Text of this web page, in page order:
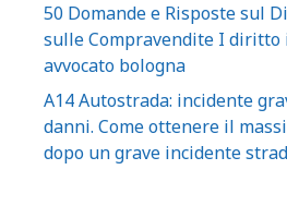
50 Domande e Risposte sul
sulle Compravendite I
avvocato bologna
A14 Autostrada: incidente
danni. Come ottenere il
dopo un grave incidente